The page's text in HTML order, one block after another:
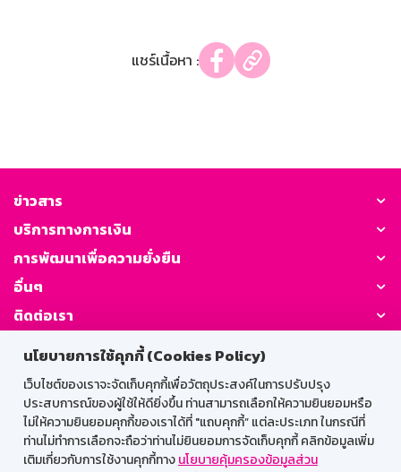
นโยบายการใช้คุกกี้ (Cookies Policy)
เว็บไซต์ของเราจะจัดเก็บคุกกี้เพื่อวัตถุประสงค์ในการปรับปรุง
ประสบการณ์ของผู้ใช้ให้ดียิ่งขึ้น ท่านสามารถเลือกให้ความยินยอมหรือ
ไม่ให้ความยินยอมคุกกี้ของเราได้ที่ "แถบคุกกี้” แต่ละประเภท ในกรณีที่
ท่านไม่ทำการเลือกจะถือว่าท่านไม่ยินยอมการจัดเก็บคุกกี้ คลิกข้อมูลเพิ่ม
เติมเกี่ยวกับการใช้งานคุกกี้ทางนโยบายคุ้มครองข้อมูลส่วน
แชร์เนื้อหา :
ข่าวสาร
บริการทางการเงิน
การพัฒนาเพื่อความยั่งยืน
อื่นๆ
ติดต่อเรา
GSB Society:
สำหรับพนักงาน